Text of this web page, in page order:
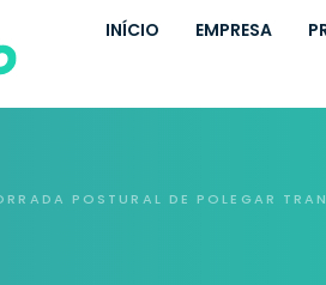
INÍCIO EMPRESA
POSTURAL DE POLEGAR